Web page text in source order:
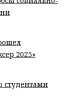
2025»
студентами